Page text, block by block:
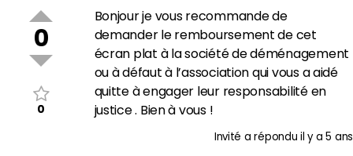
0
0
Bonjour je vous recommande de
demander le remboursement de cet
écran plat à la société de déménagement
ou à défaut à l’association qui vous a aidé
quitte à engager leur responsabilité en
justice . Bien à vous !
Invité a réponduil y a 5 ans